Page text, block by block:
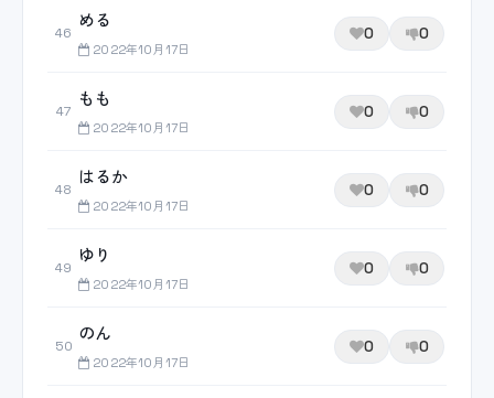
46
める
2022年10月17日
0 0
47
もも
2022年10月17日
0 0
48
はるか
2022年10月17日
0 0
49
ゆり
2022年10月17日
0 0
50
のん
2022年10月17日
0 0